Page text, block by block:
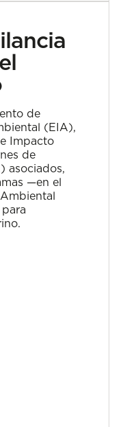
de
(EIA),
Impacto
de
asociados,
—en el